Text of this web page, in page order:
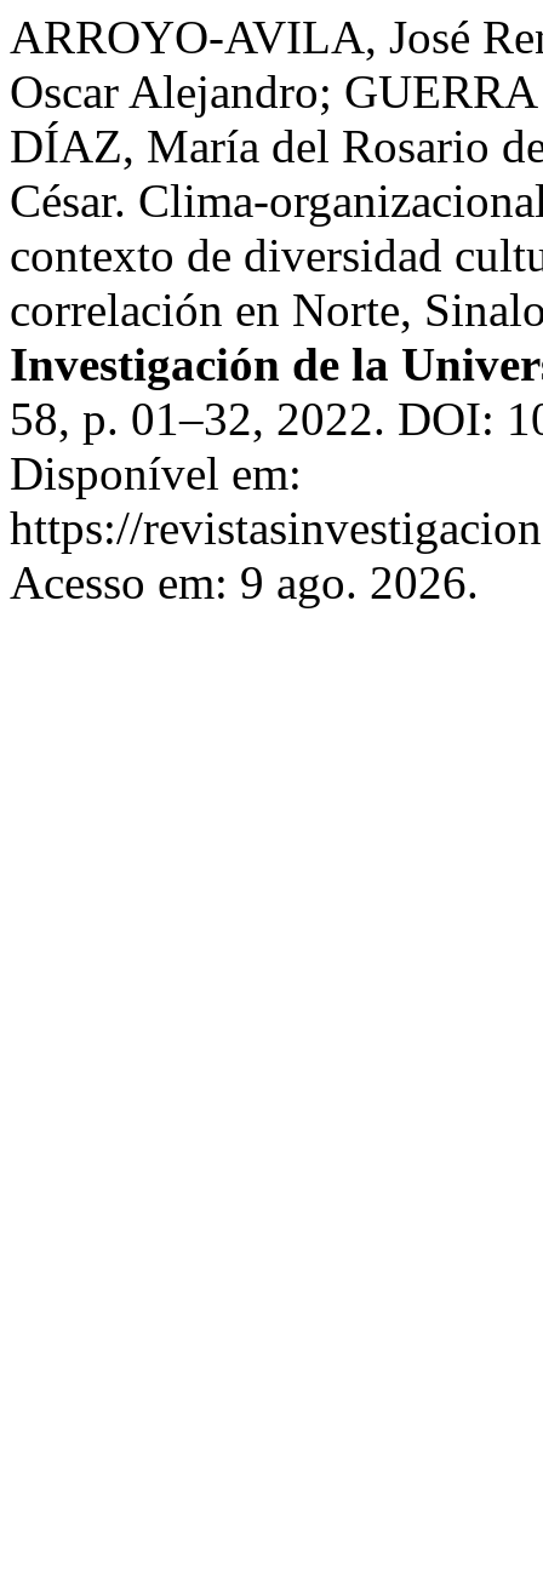
ARROYO-AVILA, José
Oscar Alejandro;
DÍAZ, María del Rosario
César. Clima-
contexto de diversidad
correlación en Norte,
Investigación de la
58, p. 01–32, 2022. DOI:
Disponível em:
https://
Acesso em: 9 ago. 2026.